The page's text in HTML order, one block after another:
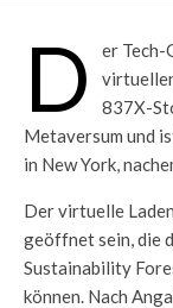
D
er Tech-
837X-
Metaversum und
in New York,
Der virtuelle
geöffnet sein, die
Sustainability
können. Nach